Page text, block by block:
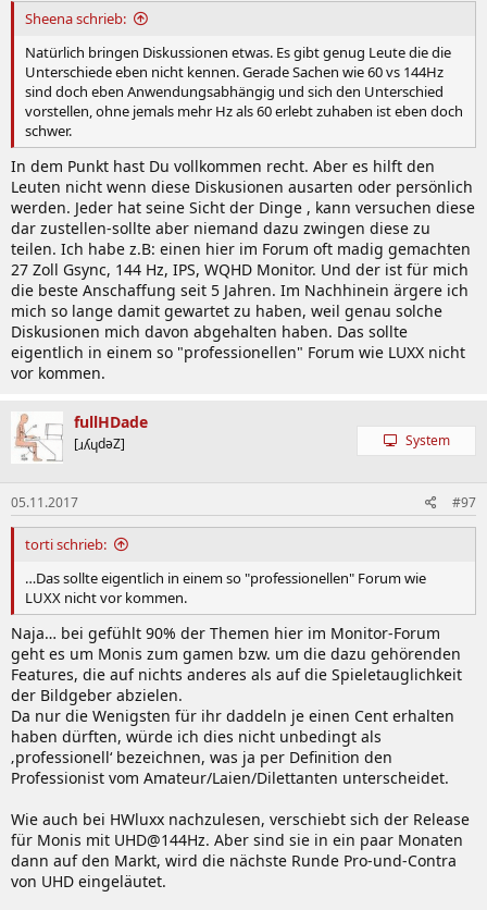
Sheena schrieb:
Natürlich bringen Diskussionen etwas. Es gibt genug Leute die die
Unterschiede eben nicht kennen. Gerade Sachen wie 60 vs 144Hz
sind doch eben Anwendungsabhängig und sich den Unterschied
vorstellen, ohne jemals mehr Hz als 60 erlebt zuhaben ist eben doch
schwer.
In dem Punkt hast Du vollkommen recht. Aber es hilft den
Leuten nicht wenn diese Diskusionen ausarten oder persönlich
werden. Jeder hat seine Sicht der Dinge , kann versuchen diese
dar zustellen-sollte aber niemand dazu zwingen diese zu
teilen. Ich habe z.B: einen hier im Forum oft madig gemachten
27 Zoll Gsync, 144 Hz, IPS, WQHD Monitor. Und der ist für mich
die beste Anschaffung seit 5 Jahren. Im Nachhinein ärgere ich
mich so lange damit gewartet zu haben, weil genau solche
Diskusionen mich davon abgehalten haben. Das sollte
eigentlich in einem so "professionellen" Forum wie LUXX nicht
vor kommen.
fullHDade
[ɹʎɥdǝZ] System
05.11.2017 #97
torti schrieb:
…Das sollte eigentlich in einem so "professionellen" Forum wie
LUXX nicht vor kommen.
Naja… bei gefühlt 90% der Themen hier im Monitor-Forum
geht es um Monis zum gamen bzw. um die dazu gehörenden
Features, die auf nichts anderes als auf die Spieletauglichkeit
der Bildgeber abzielen.
Da nur die Wenigsten für ihr daddeln je einen Cent erhalten
haben dürften, würde ich dies nicht unbedingt als
‚professionell‘ bezeichnen, was ja per Definition den
Professionist vom Amateur/Laien/Dilettanten unterscheidet.
Wie auch bei HWluxx nachzulesen, verschiebt sich der Release
für Monis mit UHD@144Hz. Aber sind sie in ein paar Monaten
dann auf den Markt, wird die nächste Runde Pro-und-Contra
von UHD eingeläutet.